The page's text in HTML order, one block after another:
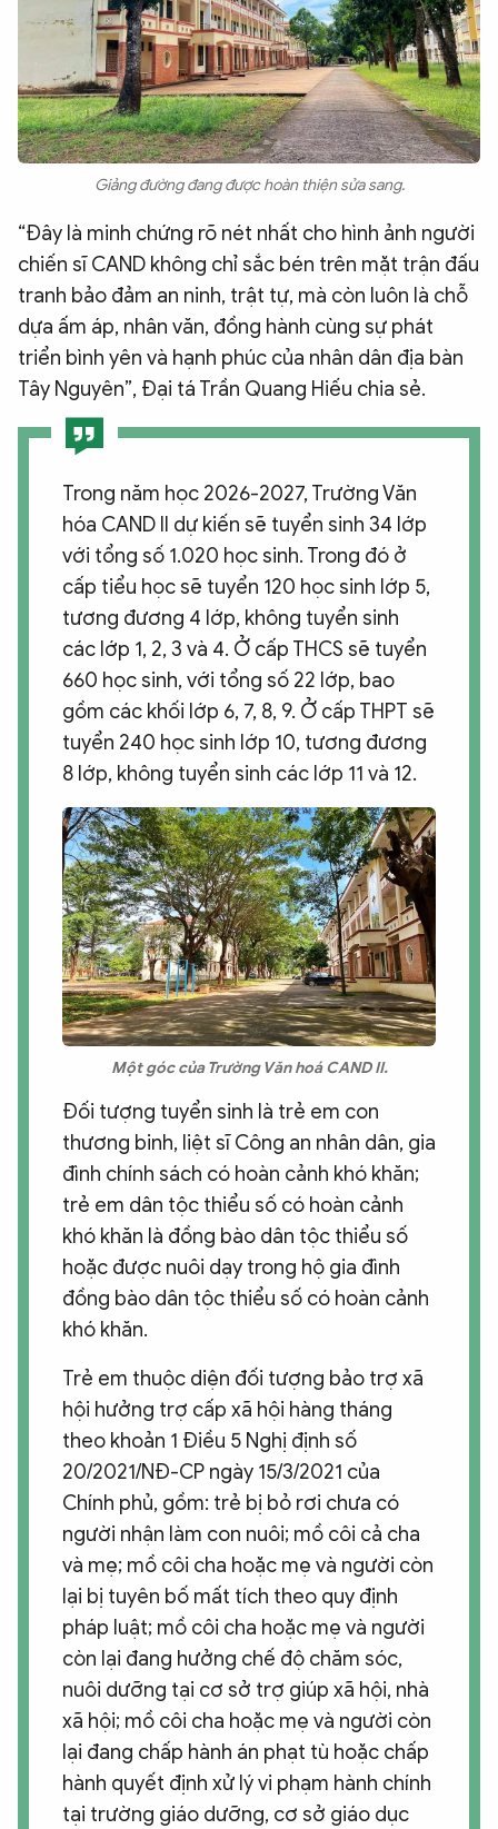
Giảng đường đang được hoàn thiện sửa sang.
“Đây là minh chứng rõ nét nhất cho hình ảnh người
chiến sĩ CAND không chỉ sắc bén trên mặt trận đấu
tranh bảo đảm an ninh, trật tự, mà còn luôn là chỗ
dựa ấm áp, nhân văn, đồng hành cùng sự phát
triển bình yên và hạnh phúc của nhân dân địa bàn
Tây Nguyên”, Đại tá Trần Quang Hiếu chia sẻ.
Trong năm học 2026-2027, Trường Văn
hóa CAND II dự kiến sẽ tuyển sinh 34 lớp
với tổng số 1.020 học sinh. Trong đó ở
cấp tiểu học sẽ tuyển 120 học sinh lớp 5,
tương đương 4 lớp, không tuyển sinh
các lớp 1, 2, 3 và 4. Ở cấp THCS sẽ tuyển
660 học sinh, với tổng số 22 lớp, bao
gồm các khối lớp 6, 7, 8, 9. Ở cấp THPT sẽ
tuyển 240 học sinh lớp 10, tương đương
8 lớp, không tuyển sinh các lớp 11 và 12.
Một góc của Trường Văn hoá CAND II.
Đối tượng tuyển sinh là trẻ em con
thương binh, liệt sĩ Công an nhân dân, gia
đình chính sách có hoàn cảnh khó khăn;
trẻ em dân tộc thiểu số có hoàn cảnh
khó khăn là đồng bào dân tộc thiểu số
hoặc được nuôi dạy trong hộ gia đình
đồng bào dân tộc thiểu số có hoàn cảnh
khó khăn.
Trẻ em thuộc diện đối tượng bảo trợ xã
hội hưởng trợ cấp xã hội hàng tháng
theo khoản 1 Điều 5 Nghị định số
20/2021/NĐ-CP ngày 15/3/2021 của
Chính phủ, gồm: trẻ bị bỏ rơi chưa có
người nhận làm con nuôi; mồ côi cả cha
và mẹ; mồ côi cha hoặc mẹ và người còn
lại bị tuyên bố mất tích theo quy định
pháp luật; mồ côi cha hoặc mẹ và người
còn lại đang hưởng chế độ chăm sóc,
nuôi dưỡng tại cơ sở trợ giúp xã hội, nhà
xã hội; mồ côi cha hoặc mẹ và người còn
lại đang chấp hành án phạt tù hoặc chấp
hành quyết định xử lý vi phạm hành chính
tại trường giáo dưỡng, cơ sở giáo dục